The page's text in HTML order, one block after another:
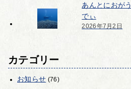
あんとにおがう
でぃ
2026年7月2日
カテゴリー
お知らせ (76)